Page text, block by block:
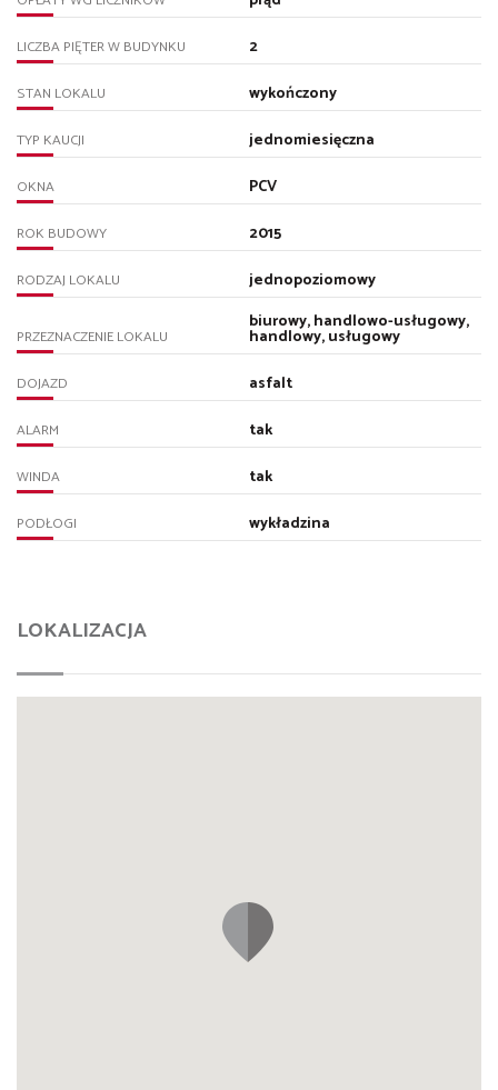
LICZBA PIĘTER W BUDYNKU 2
STAN LOKALU wykończony
TYP KAUCJI jednomiesięczna
OKNA PCV
ROK BUDOWY 2015
RODZAJ LOKALU jednopoziomowy
PRZEZNACZENIE LOKALU
biurowy, handlowo-usługowy,
handlowy, usługowy
DOJAZD asfalt
ALARM tak
WINDA tak
PODŁOGI wykładzina
LOKALIZACJA